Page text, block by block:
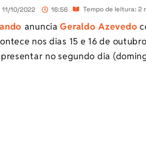
11/10/2022 16:56 Tempo de leitura: 2
anunciaGeraldo Azevedo
nos dias 15 e 16 de
no segundo dia